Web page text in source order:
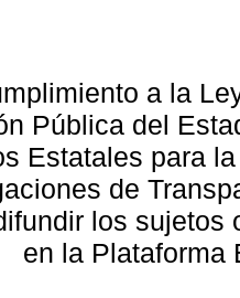
a la
Pública del
Estatales para
de
los sujetos
en la Plataforma